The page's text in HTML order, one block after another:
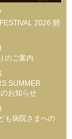
2026 開
のご案内
SUMMER
お知らせ
も病院さまへの